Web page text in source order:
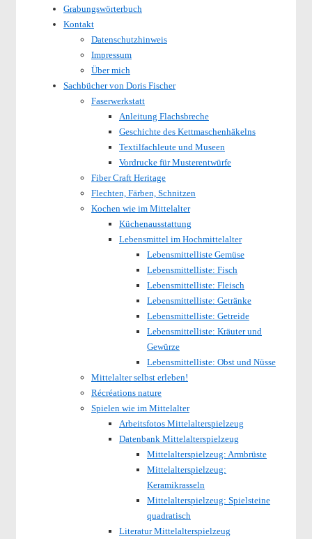
Grabungswörterbuch
Kontakt
Datenschutzhinweis
Impressum
Über mich
Sachbücher von Doris Fischer
Faserwerkstatt
Anleitung Flachsbreche
Geschichte des Kettmaschenhäkelns
Textilfachleute und Museen
Vordrucke für Musterentwürfe
Fiber Craft Heritage
Flechten, Färben, Schnitzen
Kochen wie im Mittelalter
Küchenausstattung
Lebensmittel im Hochmittelalter
Lebensmittelliste Gemüse
Lebensmittelliste: Fisch
Lebensmittelliste: Fleisch
Lebensmittelliste: Getränke
Lebensmittelliste: Getreide
Lebensmittelliste: Kräuter und
Gewürze
Lebensmittelliste: Obst und Nüsse
Mittelalter selbst erleben!
Récréations nature
Spielen wie im Mittelalter
Arbeitsfotos Mittelalterspielzeug
Datenbank Mittelalterspielzeug
Mittelalterspielzeug: Armbrüste
Mittelalterspielzeug:
Keramikrasseln
Mittelalterspielzeug: Spielsteine
quadratisch
Literatur Mittelalterspielzeug